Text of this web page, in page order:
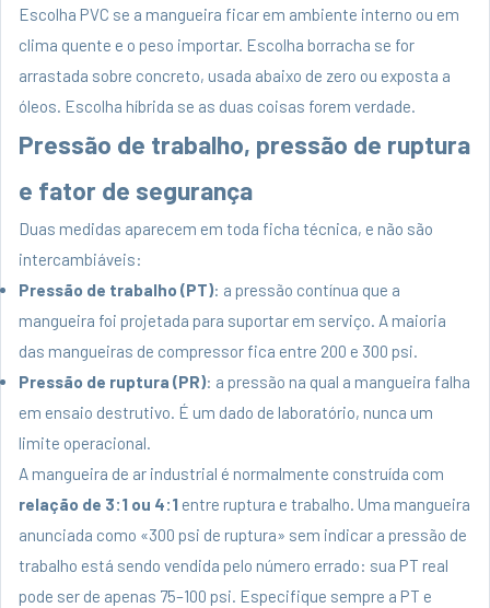
Escolha PVC se a mangueira ficar em ambiente interno ou em
clima quente e o peso importar. Escolha borracha se for
arrastada sobre concreto, usada abaixo de zero ou exposta a
óleos. Escolha híbrida se as duas coisas forem verdade.
Pressão de trabalho, pressão de ruptura
e fator de segurança
Duas medidas aparecem em toda ficha técnica, e não são
intercambiáveis:
Pressão de trabalho (PT): a pressão contínua que a
mangueira foi projetada para suportar em serviço. A maioria
das mangueiras de compressor fica entre 200 e 300 psi.
Pressão de ruptura (PR): a pressão na qual a mangueira falha
em ensaio destrutivo. É um dado de laboratório, nunca um
limite operacional.
A mangueira de ar industrial é normalmente construída com
relação de 3:1 ou 4:1 entre ruptura e trabalho. Uma mangueira
anunciada como «300 psi de ruptura» sem indicar a pressão de
trabalho está sendo vendida pelo número errado: sua PT real
pode ser de apenas 75–100 psi. Especifique sempre a PT e